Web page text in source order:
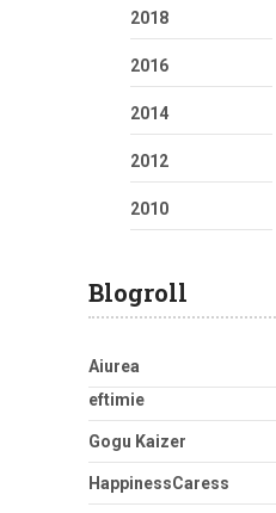
2018
2016
2014
2012
2010
Blogroll
Aiurea
eftimie
Gogu Kaizer
HappinessCaress